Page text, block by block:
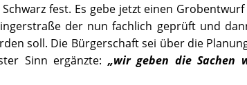
fest. Es gebe jetzt einen
der nun fachlich geprüft und
soll. Die Bürgerschaft sei über die
Sinn ergänzte: „wir geben die Sachen